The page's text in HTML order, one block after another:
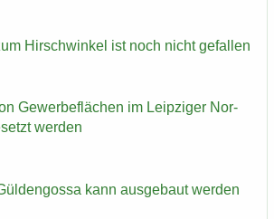
Hirsch­win­kel ist noch nicht ge­fal­len
Ge­wer­be­flä­chen im Leip­zi­ger Nor­
wer­den
kann aus­ge­baut wer­den